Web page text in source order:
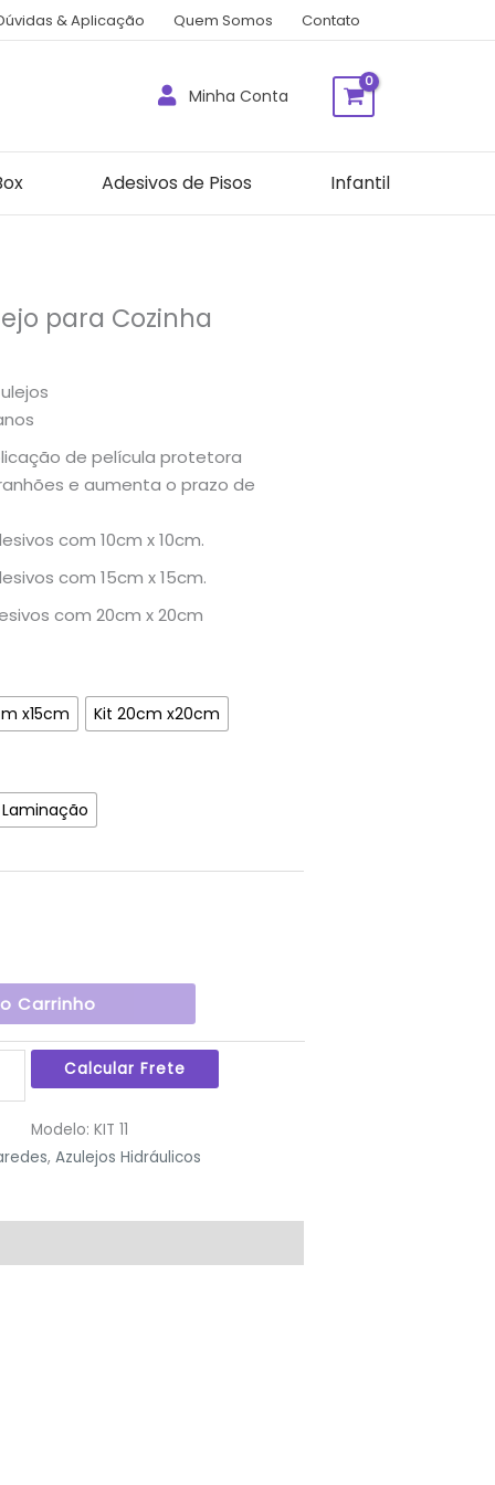
& Aplicação Quem Somos Contato
Minha Conta
Adesivos de Pisos Infantil
para Cozinha
de película protetora
e aumenta o prazo de
com 10cm x 10cm.
com 15cm x 15cm.
com 20cm x 20cm
x15cm Kit 20cm x20cm
Carrinho
Modelo: KIT 11
, Azulejos Hidráulicos